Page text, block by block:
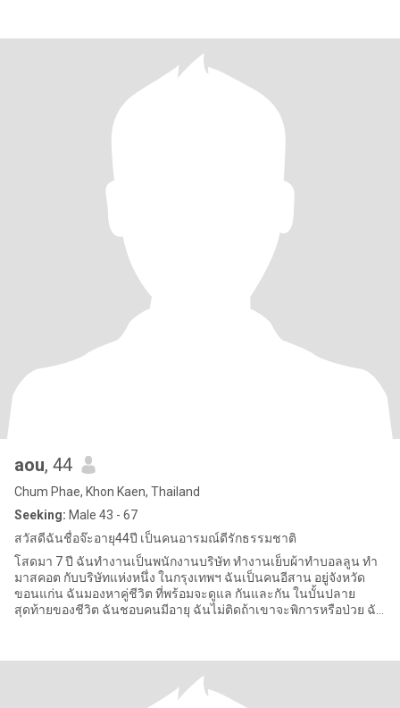
aou, 44
Chum Phae, Khon Kaen, Thailand
Seeking: Male 43 - 67
สวัสดีฉันชื่อจ๊ะอายุ44ปี เป็นคนอารมณ์ดีรักธรรมชาติ
โสดมา 7 ปี ฉันทำงานเป็นพนักงานบริษัท ทำงานเย็บผ้าทำบอลลูน ทำ
มาสคอต กับบริษัทแห่งหนึ่ง ในกรุงเทพฯ ฉันเป็นคนอีสาน อยู่จังหวัด
ขอนแก่น ฉันมองหาคู่ชีวิต ที่พร้อมจะดูแล กันและกัน ในบั้นปลาย
สุดท้ายของชีวิต ฉันชอบคนมีอายุ ฉันไม่ติดถ้าเขาจะพิการหรือป่วย ฉัน